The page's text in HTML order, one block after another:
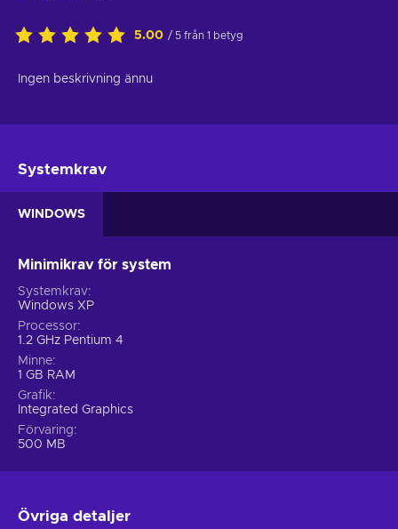
5.00 / 5 från 1 betyg
Ingen beskrivning ännu
Systemkrav
WINDOWS
Minimikrav för system
Systemkrav
Windows XP
Processor
1.2 GHz Pentium 4
Minne
1 GB RAM
Grafik
Integrated Graphics
Förvaring
500 MB
Övriga detaljer